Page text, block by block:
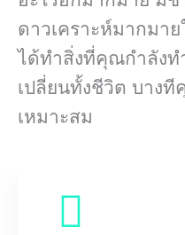
ดาวเคราะห์มากมา
ได้ทำสิ่งที่คุณกำลัง
เปลี่ยนทั้งชีวิต บาง
เหมาะสม